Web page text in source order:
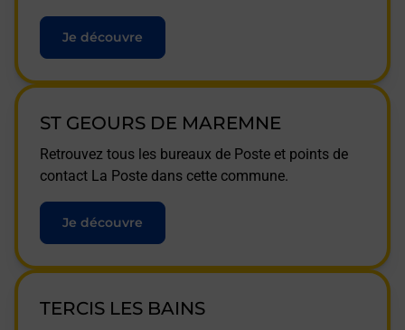
Je découvre
ST GEOURS DE MAREMNE
Retrouvez tous les bureaux de Poste et points de
contact La Poste dans cette commune.
Je découvre
TERCIS LES BAINS